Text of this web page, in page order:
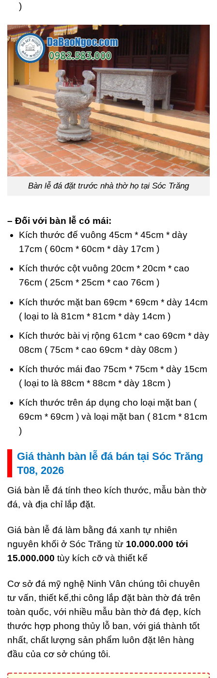
)
Bàn lễ đá đặt trước nhà thờ họ tại Sóc Trăng
– Đối với bàn lễ có mái:
Kích thước đế vuông 45cm * 45cm * dày
17cm ( 60cm * 60cm * dày 17cm )
Kích thước cột vuông 20cm * 20cm * cao
76cm ( 25cm * 25cm * cao 76cm )
Kích thước mặt ban 69cm * 69cm * dày 14cm
( loại to là 81cm * 81cm * dày 14cm )
Kích thước bài vị rộng 61cm * cao 69cm * dày
08cm ( 75cm * cao 69cm * dày 08cm )
Kích thước mái đao 75cm * 75cm * dày 15cm
( loại to là 88cm * 88cm * dày 18cm )
Kích thước trên áp dụng cho loại mặt ban (
69cm * 69cm ) và loại mặt ban ( 81cm * 81cm
)
Giá thành bàn lễ đá bán tại Sóc Trăng
T08, 2026
Giá bàn lễ đá tính theo kích thước, mẫu bàn thờ
đá, và địa chỉ lắp đặt.
Giá bàn lễ đá làm bằng đá xanh tự nhiên
nguyên khối ở Sóc Trăng từ 10.000.000 tới
15.000.000 tùy kích cỡ và thiết kế
Cơ sở đá mỹ nghệ Ninh Vân chúng tôi chuyên
tư vấn, thiết kế,thi công lắp đặt bàn thờ đá trên
toàn quốc, với nhiều mẫu bàn thờ đá đẹp, kích
thước hợp phong thủy lỗ ban, với giá thành tốt
nhất, chất lượng sản phẩm luôn đặt lên hàng
đầu của cơ sở chúng tôi.